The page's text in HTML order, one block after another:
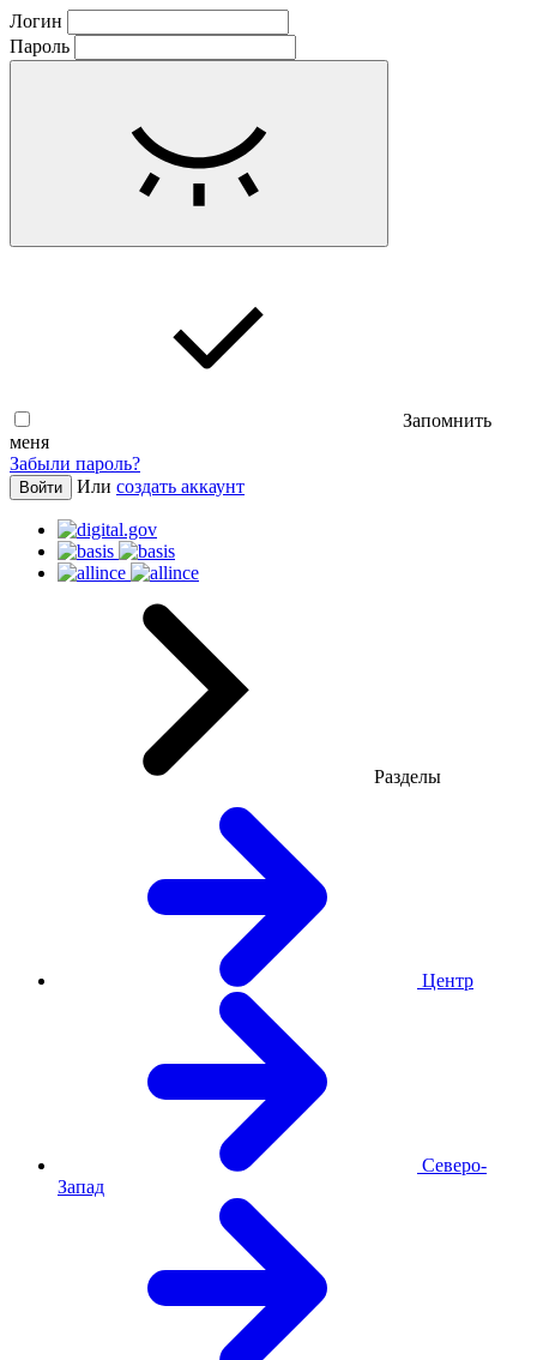
Логин
Пароль
Запомнить
меня
Забыли пароль?
Войти Или создать аккаунт
Разделы
Центр
Северо-
Запад